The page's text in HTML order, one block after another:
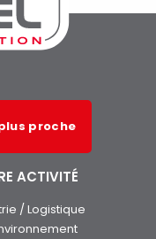
proche
ACTIVITÉ
/ Logistique